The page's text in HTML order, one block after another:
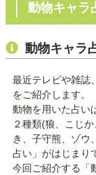
動物キャラ
動物キャラ
最近テレビや雑誌
をご紹介します。
動物を用いた占い
２種類(狼、こじ
き、子守熊、ゾウ
占い」がはじまり
今回ご紹介する「